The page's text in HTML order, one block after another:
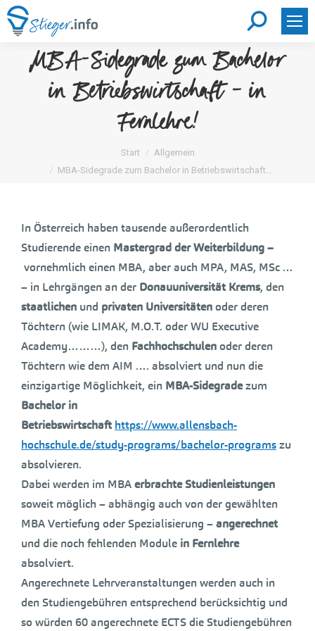
Search:
MBA-Sidegrade zum Bachelor
in Betriebswirtschaft – in
Fernlehre!
Sie befinden sich hier:Start
Allgemein
MBA-Sidegrade zum Bachelor in Betriebswirtschaft…
In Österreich haben tausende außerordentlich
Studierende einen Mastergrad der Weiterbildung –
vornehmlich einen MBA, aber auch MPA, MAS, MSc …
– in Lehrgängen an der Donauuniversität Krems, den
staatlichen und privaten Universitätenoder deren
Töchtern (wie LIMAK, M.O.T. oderWU Executive
Academy………), den Fachhochschulenoder deren
Töchtern wie dem AIM …. absolviert und nun die
einzigartige Möglichkeit, ein MBA-Sidegradezum
Bachelor in
Betriebswirtschaft https://www.allensbach-
hochschule.de/study-programs/bachelor-programszu
absolvieren.
Dabei werden im MBAerbrachte Studienleistungen
soweit möglich – abhängig auch von der gewählten
MBA Vertiefung oder Spezialisierung –angerechnet
und die noch fehlenden Module in Fernlehre
absolviert.
Angerechnete Lehrveranstaltungen werden auch in
den Studiengebühren entsprechend berücksichtig und
so würden 60 angerechnete ECTS die Studiengebühren